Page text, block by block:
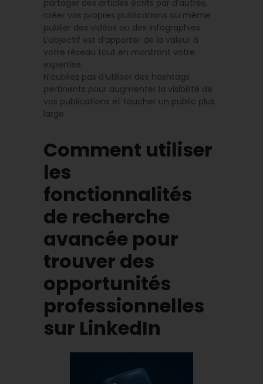
partager des articles écrits par d’autres,
créer vos propres publications ou même
publier des vidéos ou des infographies.
L’objectif est d’apporter de la valeur à
votre réseau tout en montrant votre
expertise.
N’oubliez pas d’utiliser des hashtags
pertinents pour augmenter la visibilité de
vos publications et toucher un public plus
large.
Comment utiliser
les
fonctionnalités
de recherche
avancée pour
trouver des
opportunités
professionnelles
sur LinkedIn